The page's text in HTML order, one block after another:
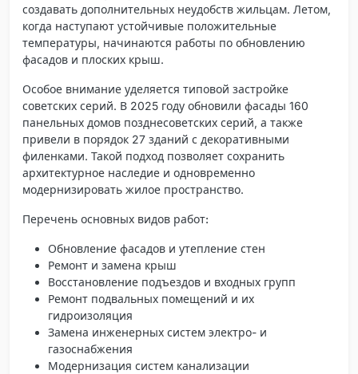
создавать дополнительных неудобств жильцам. Летом,
когда наступают устойчивые положительные
температуры, начинаются работы по обновлению
фасадов и плоских крыш.
Особое внимание уделяется типовой застройке
советских серий. В 2025 году обновили фасады 160
панельных домов позднесоветских серий, а также
привели в порядок 27 зданий с декоративными
филенками. Такой подход позволяет сохранить
архитектурное наследие и одновременно
модернизировать жилое пространство.
Перечень основных видов работ:
Обновление фасадов и утепление стен
Ремонт и замена крыш
Восстановление подъездов и входных групп
Ремонт подвальных помещений и их
гидроизоляция
Замена инженерных систем электро- и
газоснабжения
Модернизация систем канализации